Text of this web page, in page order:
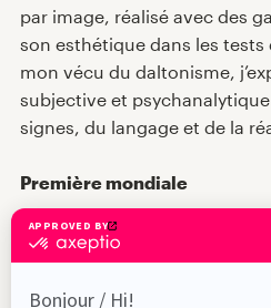
Jury
par image, réalisé avec des
son esthétique dans les tests
mon vécu du daltonisme,
subjective et
signes, du langage et de la
Première mondiale